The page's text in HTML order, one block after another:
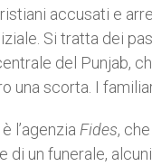
o
k
r
accusati e
Si tratta dei
del Punjab,
una scorta. I
l’agenzia Fides,
di un funerale,